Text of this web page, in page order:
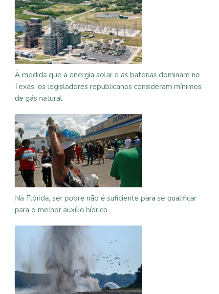
À medida que a energia solar e as baterias dominam no
Texas, os legisladores republicanos consideram mínimos
de gás natural
Na Flórida, ser pobre não é suficiente para se qualificar
para o melhor auxílio hídrico